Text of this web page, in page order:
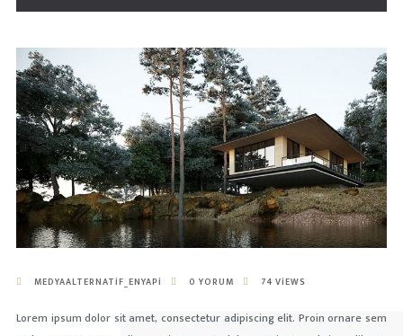
MEDYAALTERNATIF_ENYAPI 0 YORUM 74 VIEWS
Lorem ipsum dolor sit amet, consectetur adipiscing elit. Proin ornare sem